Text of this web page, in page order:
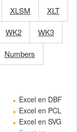
XLSM XLT
WK2 WK3
Numbers
Excel en DBF
Excel en PCL
Excel en SVG